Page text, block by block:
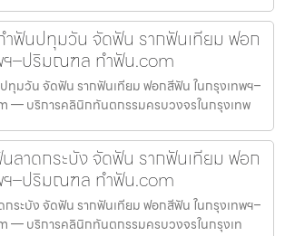
ฟันปทุมวัน จัดฟัน รากฟันเทียม ฟอก
ฯ–ปริมณฑล ทำฟัน.com
ทุมวัน จัดฟัน รากฟันเทียม ฟอกสีฟัน ในกรุงเทพฯ–
— บริการคลินิกทันตกรรมครบวงจรในกรุงเทพ
ลาดกระบัง จัดฟัน รากฟันเทียม ฟอก
ฯ–ปริมณฑล ทำฟัน.com
ระบัง จัดฟัน รากฟันเทียม ฟอกสีฟัน ในกรุงเทพฯ–
— บริการคลินิกทันตกรรมครบวงจรในกรุงเท